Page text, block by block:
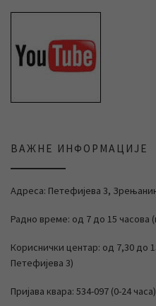
ВАЖНЕ ИНФОРМАЦИЈЕ
Адреса: Петефијева 3,
Радно време: од 7 до 15 часова
Кориснички центар: од 7,30 до
Петефијева 3)
Пријава квара: 534-097 (0-24 часа)